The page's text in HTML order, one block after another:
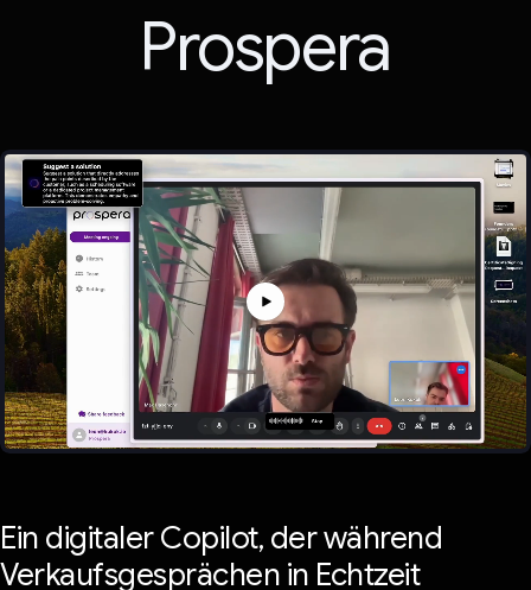
Prospera
Ein digitaler Copilot, der während
Verkaufsgesprächen in Echtzeit